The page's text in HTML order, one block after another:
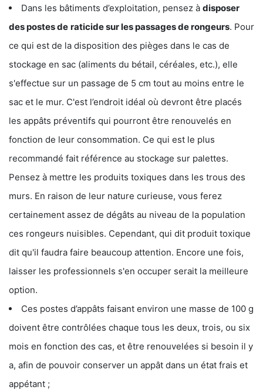
Dans les bâtiments d’exploitation, pensez à disposer
des postes de raticide sur les passages de rongeurs. Pour
ce qui est de la disposition des pièges dans le cas de
stockage en sac (aliments du bétail, céréales, etc.), elle
s'effectue sur un passage de 5 cm tout au moins entre le
sac et le mur. C'est l’endroit idéal où devront être placés
les appâts préventifs qui pourront être renouvelés en
fonction de leur consommation. Ce qui est le plus
recommandé fait référence au stockage sur palettes.
Pensez à mettre les produits toxiques dans les trous des
murs. En raison de leur nature curieuse, vous ferez
certainement assez de dégâts au niveau de la population
ces rongeurs nuisibles. Cependant, qui dit produit toxique
dit qu'il faudra faire beaucoup attention. Encore une fois,
laisser les professionnels s'en occuper serait la meilleure
option.
Ces postes d’appâts faisant environ une masse de 100 g
doivent être contrôlées chaque tous les deux, trois, ou six
mois en fonction des cas, et être renouvelées si besoin il y
a, afin de pouvoir conserver un appât dans un état frais et
appétant ;